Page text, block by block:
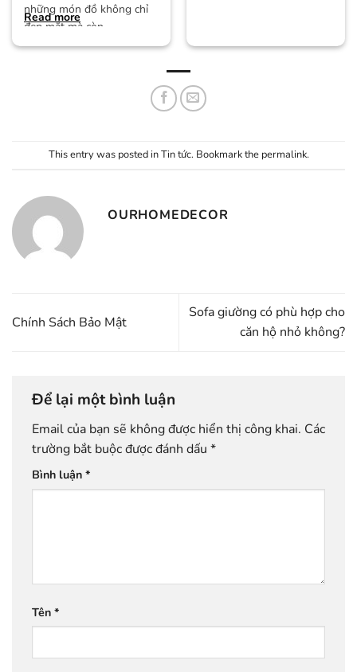
những món đồ không chỉ
đẹp mắt mà còn
Read more
This entry was posted inTin tức. Bookmark the permalink.
OURHOMEDECOR
Chính Sách Bảo Mật
Sofa giường có phù hợp cho
căn hộ nhỏ không?
Để lại một bình luận
Email của bạn sẽ không được hiển thị công khai. Các
trường bắt buộc được đánh dấu *
Bình luận *
Tên *